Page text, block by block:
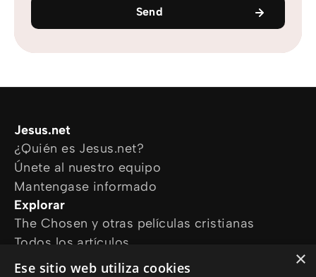
Send
Jesus.net
¿Quién es Jesus.net?
Únete al nuestro equipo
Mantengase informado
Explorar
The Chosen y otras películas cristianas
Todos los artículos
Cursos online
×
Ese sitio web utiliza cookies